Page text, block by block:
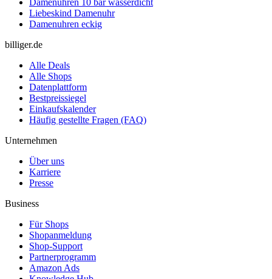
Liebeskind Damenuhr
Damenuhren eckig
billiger.de
Alle Deals
Alle Shops
Datenplattform
Bestpreissiegel
Einkaufskalender
Häufig gestellte Fragen (FAQ)
Unternehmen
Über uns
Karriere
Presse
Business
Für Shops
Shopanmeldung
Shop-Support
Partnerprogramm
Amazon Ads